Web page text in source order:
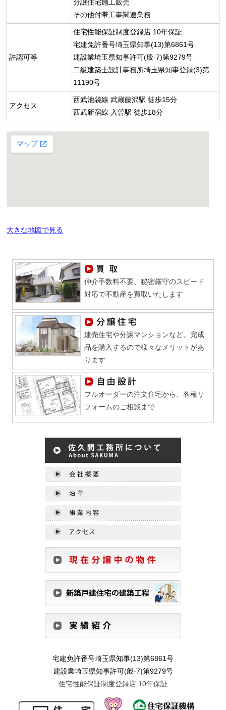
分譲住宅施工販売
その他付帯工事関連業務
許認可等
住宅性能保証制度登録店 10年保証
宅建免許番号埼玉県知事(13)第6861号
建設業埼玉県知事許可(般-7)第9279号
二級建築士設計事務所埼玉県知事登録(3)第
11190号
アクセス
西武池袋線 武蔵藤沢駅 徒歩15分
西武新宿線 入曽駅 徒歩18分
大きな地図で見る
仲介手数料不要、秘密厳守のスピード
対応で不動産を買取いたします
建売住宅や分譲マンションなど。完成
品を購入するので様々なメリットがあ
ります
フルオーダーの注文住宅から、各種リ
フォームのご相談まで
宅建免許番号埼玉県知事(13)第6861号
建設業埼玉県知事許可(般-7)第9279号
住宅性能保証制度登録店 10年保証